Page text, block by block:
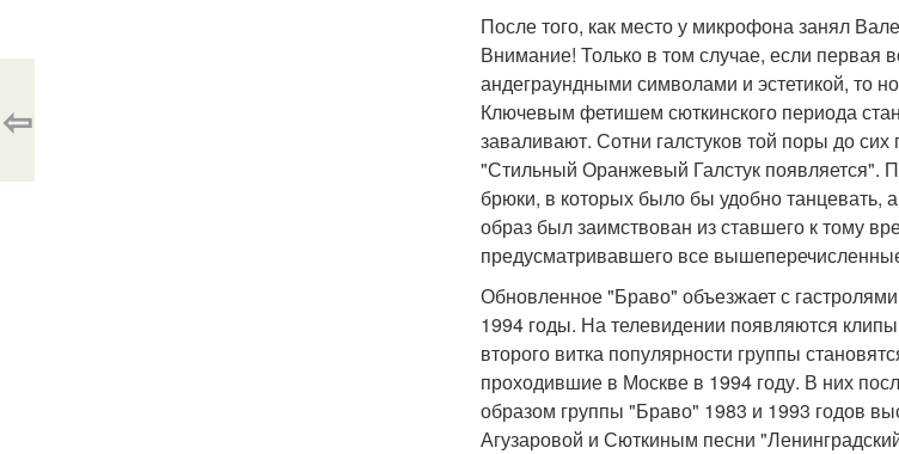
После того, как место у микрофона занял
Внимание! Только в том случае, если первая
андеграундными символами и эстетикой, то
Ключевым фетишем сюткинского периода
заваливают. Сотни галстуков той поры до
"Стильный Оранжевый Галстук появляется".
брюки, в которых было бы удобно танцевать,
образ был заимствован из ставшего к тому
предусматривавшего все
Обновленное "Браво" объезжает с
1994 годы. На телевидении появляются
второго витка популярности группы
проходившие в Москве в 1994 году. В них
образом группы "Браво" 1983 и 1993 годов
Агузаровой и Сюткиным песни
⇦